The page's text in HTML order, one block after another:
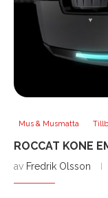
Mus & Musmatta
ROCCAT KONE
av Fredrik Olsson